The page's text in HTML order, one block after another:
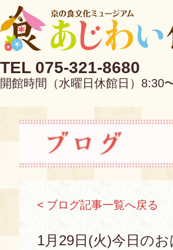
TEL 075-321-8680
開館時間（水曜日休館日）8:30
EN
当館につ
< ブログ記事一覧へ戻る
1月29日(火)今日の